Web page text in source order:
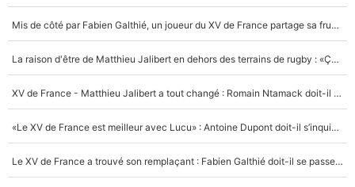
Mis de côté par Fabien Galthié, un joueur du XV de France partage sa frustration : «ils ne me l’ont pas dit tout de suite»
La raison d'être de Matthieu Jalibert en dehors des terrains de rugby : «Ça m'atteint autant que si tu touches à un membre de ma famille»
XV de France - Matthieu Jalibert a tout changé : Romain Ntamack doit-il s’inquiéter pour sa place à un an de la Coupe du monde ?
«Le XV de France est meilleur avec Lucu» : Antoine Dupont doit-il s’inquiéter pour sa place ?
Le XV de France a trouvé son remplaçant : Fabien Galthié doit-il se passer d'Antoine Dupont ?